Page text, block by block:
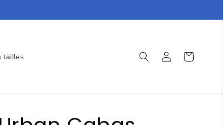
tailles ConnexionPanier